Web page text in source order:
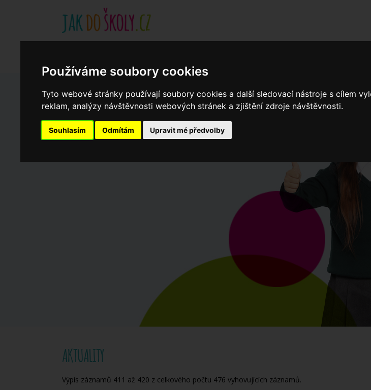
Používáme soubory cookies
Tyto webové stránky používají soubory cookies a další sledovací nástroje s cílem
reklam, analýzy návštěvnosti webových stránek a zjištění zdroje návštěvnosti.
Souhlasím Odmítám Upravit mé předvolby
Zápisy do ZŠ 2026/27 Výroční zprávy
Dny otevřených dveří ZŠ
AKTUALITY
Výpis záznamů 411 až 420 z celkového počtu 476 vyhovujících záznamů.